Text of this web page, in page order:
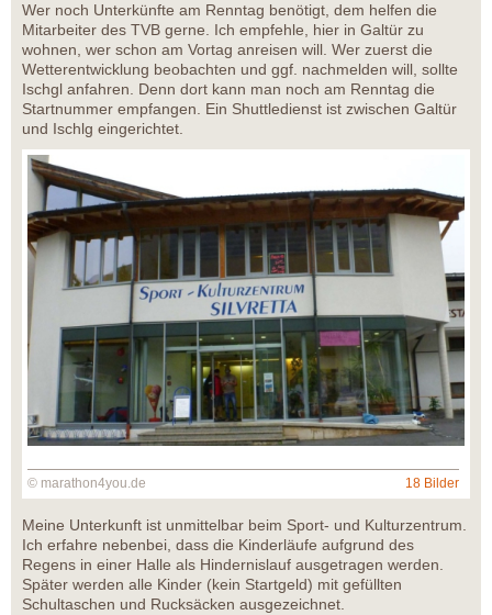
Wer noch Unterkünfte am Renntag benötigt, dem helfen die
Mitarbeiter des TVB gerne. Ich empfehle, hier in Galtür zu
wohnen, wer schon am Vortag anreisen will. Wer zuerst die
Wetterentwicklung beobachten und ggf. nachmelden will, sollte
Ischgl anfahren. Denn dort kann man noch am Renntag die
Startnummer empfangen. Ein Shuttledienst ist zwischen Galtür
und Ischlg eingerichtet.
© marathon4you.de 18 Bilder
Meine Unterkunft ist unmittelbar beim Sport- und Kulturzentrum.
Ich erfahre nebenbei, dass die Kinderläufe aufgrund des
Regens in einer Halle als Hindernislauf ausgetragen werden.
Später werden alle Kinder (kein Startgeld) mit gefüllten
Schultaschen und Rucksäcken ausgezeichnet.